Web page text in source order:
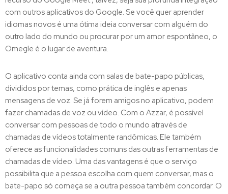
com outros aplicativos do Google. Se você quer aprender
idiomas novos é uma ótima ideia conversar com alguém do
outro lado do mundo ou procurar por um amor espontâneo, o
Omegle é o lugar de aventura.
O aplicativo conta ainda com salas de bate-papo públicas,
divididos por temas, como prática de inglês e apenas
mensagens de voz. Se já forem amigos no aplicativo, podem
fazer chamadas de voz ou vídeo. Com o Azzar, é possível
conversar com pessoas de todo o mundo através de
chamadas de vídeos totalmente randômicas. Ele também
oferece as funcionalidades comuns das outras ferramentas de
chamadas de vídeo. Uma das vantagens é que o serviço
possibilita que a pessoa escolha com quem conversar, mas o
bate-papo só começa se a outra pessoa também concordar. O